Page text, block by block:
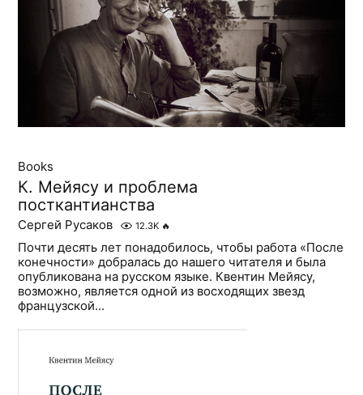
Books
К. Мейясу и проблема
посткантианства
Сергей Русаков 12.3K 🔥
Почти десять лет понадобилось, чтобы работа «После
конечности» добралась до нашего читателя и была
опубликована на русском языке. Квентин Мейясу,
возможно, является одной из восходящих звезд
французской...